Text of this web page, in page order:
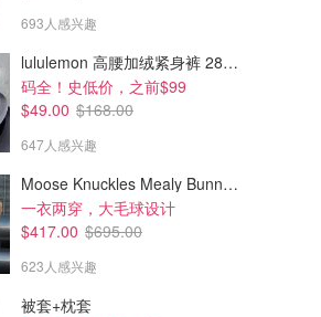
693人感兴趣
lululemon 高腰加绒紧身裤 28"≈71cm 5个口袋
码全！史低价，之前$99
$49.00 $168.00
647人感兴趣
Moose Knuckles Mealy Bunny 女士双面穿连帽外套
一衣两穿，大毛球设计
$417.00 $695.00
623人感兴趣
被套+枕套